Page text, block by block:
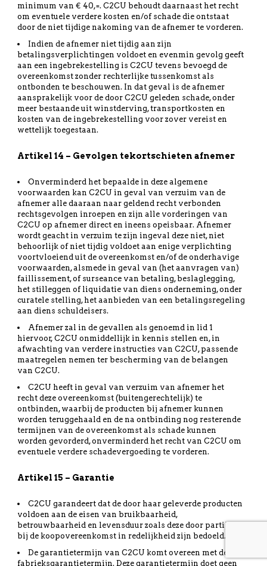
minimum van € 40,=. C2CU behoudt daarnaast het recht
om eventuele verdere kosten en/of schade die ontstaat
door de niet tijdige nakoming van de afnemer te vorderen.
Indien de afnemer niet tijdig aan zijn
betalingsverplichtingen voldoet en evenmin gevolg geeft
aan een ingebrekestelling is C2CU tevens bevoegd de
overeenkomst zonder rechterlijke tussenkomst als
ontbonden te beschouwen. In dat geval is de afnemer
aansprakelijk voor de door C2CU geleden schade, onder
meer bestaande uit winstderving, transportkosten en
kosten van de ingebrekestelling voor zover vereist en
wettelijk toegestaan.
Artikel 14 – Gevolgen tekortschieten afnemer
Onverminderd het bepaalde in deze algemene
voorwaarden kan C2CU in geval van verzuim van de
afnemer alle daaraan naar geldend recht verbonden
rechtsgevolgen inroepen en zijn alle vorderingen van
C2CU op afnemer direct en ineens opeisbaar. Afnemer
wordt geacht in verzuim te zijn ingeval deze niet, niet
behoorlijk of niet tijdig voldoet aan enige verplichting
voortvloeiend uit de overeenkomst en/of de onderhavige
voorwaarden, alsmede in geval van (het aanvragen van)
faillissement, of surseance van betaling, beslaglegging,
het stilleggen of liquidatie van diens onderneming, onder
curatele stelling, het aanbieden van een betalingsregeling
aan diens schuldeisers.
Afnemer zal in de gevallen als genoemd in lid 1
hiervoor, C2CU onmiddellijk in kennis stellen en, in
afwachting van verdere instructies van C2CU, passende
maatregelen nemen ter bescherming van de belangen
van C2CU.
C2CU heeft in geval van verzuim van afnemer het
recht deze overeenkomst (buitengerechtelijk) te
ontbinden, waarbij de producten bij afnemer kunnen
worden teruggehaald en de na ontbinding nog resterende
termijnen van de overeenkomst als schade kunnen
worden gevorderd, onverminderd het recht van C2CU om
eventuele verdere schadevergoeding te vorderen.
Artikel 15 – Garantie
C2CU garandeert dat de door haar geleverde producten
voldoen aan de eisen van bruikbaarheid,
betrouwbaarheid en levensduur zoals deze door partijen
bij de koopovereenkomst in redelijkheid zijn bedoeld.
De garantietermijn van C2CU komt overeen met de
fabrieksgarantietermijn. Deze garantietermijn doet geen